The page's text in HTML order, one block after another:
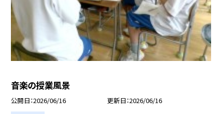
音楽の授業風景
公開日 2026/06/16 更新日 2026/06/16